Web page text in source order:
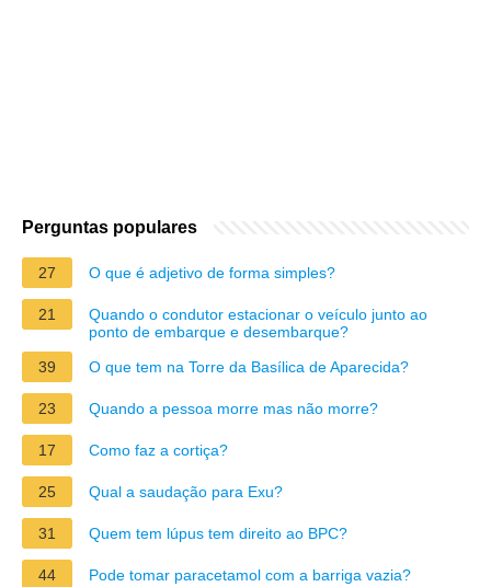
Perguntas populares
27 O que é adjetivo de forma simples?
21
Quando o condutor estacionar o veículo junto ao
ponto de embarque e desembarque?
39
O que tem na Torre da Basílica de Aparecida?
23 Quando a pessoa morre mas não morre?
17 Como faz a cortiça?
25 Qual a saudação para Exu?
31 Quem tem lúpus tem direito ao BPC?
44 Pode tomar paracetamol com a barriga vazia?